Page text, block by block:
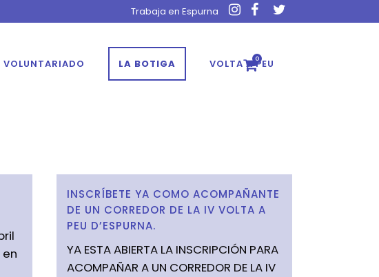
Trabaja en Espurna
0
VOLUNTARIADO LA BOTIGA VOLTA A PEU
INSCRÍBETE YA COMO ACOMPAÑANTE
DE UN CORREDOR DE LA IV VOLTA A
PEU D’ESPURNA.
YA ESTA ABIERTA LA INSCRIPCIÓN PARA
ACOMPAÑAR A UN CORREDOR DE LA IV